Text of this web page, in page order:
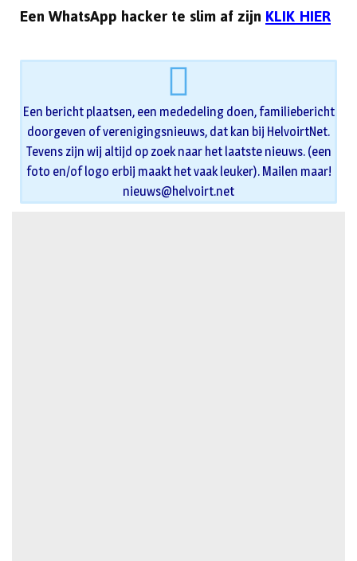
Een WhatsApp hacker te slim af zijnKLIK HIER
Een bericht plaatsen, een mededeling doen, familiebericht
doorgeven of verenigingsnieuws, dat kan bij HelvoirtNet.
Tevens zijn wij altijd op zoek naar het laatste nieuws. (een
foto en/of logo erbij maakt het vaak leuker). Mailen maar!
nieuws@helvoirt.net